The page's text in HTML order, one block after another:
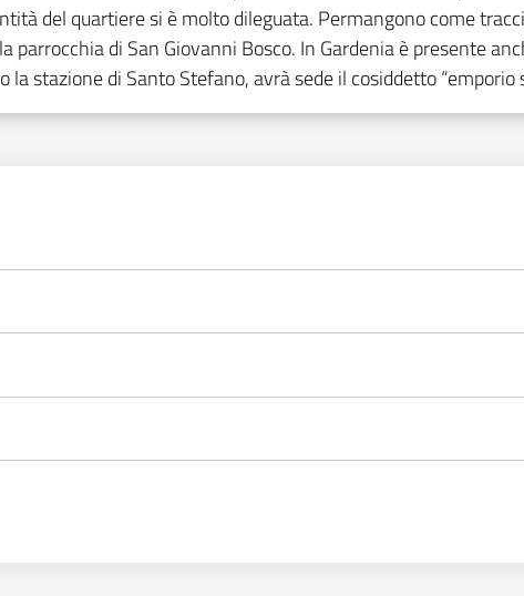
del quartiere si è molto dileguata. Permangono come
parrocchia di San Giovanni Bosco. In Gardenia è presente
stazione di Santo Stefano, avrà sede il cosiddetto “emporio